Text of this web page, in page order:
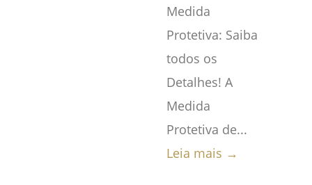
Medida
Protetiva: Saiba
todos os
Detalhes! A
Medida
Protetiva de...
Leia mais →